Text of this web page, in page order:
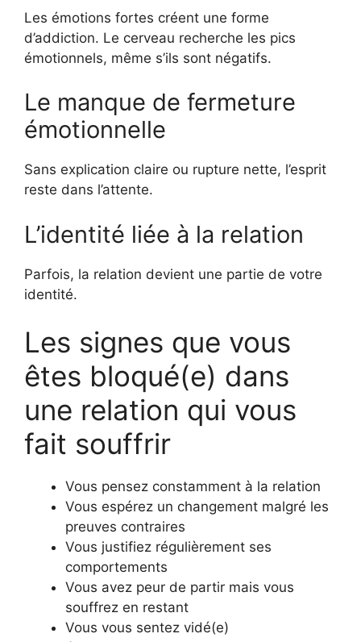
Les émotions fortes créent une forme
d’addiction. Le cerveau recherche les pics
émotionnels, même s’ils sont négatifs.
Le manque de fermeture
émotionnelle
Sans explication claire ou rupture nette, l’esprit
reste dans l’attente.
L’identité liée à la relation
Parfois, la relation devient une partie de votre
identité.
Les signes que vous
êtes bloqué(e) dans
une relation qui vous
fait souffrir
Vous pensez constamment à la relation
Vous espérez un changement malgré les
preuves contraires
Vous justifiez régulièrement ses
comportements
Vous avez peur de partir mais vous
souffrez en restant
Vous vous sentez vidé(e)